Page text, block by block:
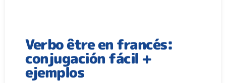
Verbo être en francés:
conjugación fácil +
ejemplos